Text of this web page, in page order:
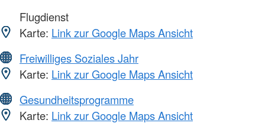
Flugdienst
Karte: Link zur Google Maps Ansicht
Freiwilliges Soziales Jahr
Karte: Link zur Google Maps Ansicht
Gesundheitsprogramme
Karte: Link zur Google Maps Ansicht